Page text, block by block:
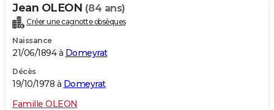
Jean OLEON (84 ans)
Créer une cagnotte obsèques
Naissance
21/06/1894 à Domeyrat
Décès
19/10/1978 à Domeyrat
Famille OLEON